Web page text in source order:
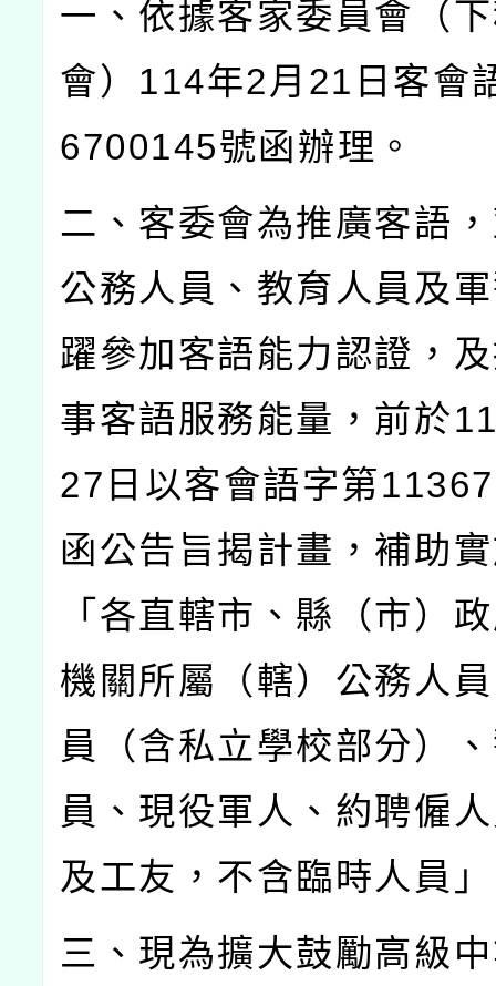
一、依據客家委員會（
會） 114年2月 21 日客會
6700145號函辦理。
二、客委會為推廣客語
公務人員、教育人員及
躍參加客語能力認證，
事客語服務能量，前於
27 日以客會語字第
函公告旨揭計畫，補助
「各直轄市、縣（市）
機關所屬（轄）公務人
員（含私立學校部分）
員、現役軍人、約聘僱
及工友，不含臨時人員
三、現為擴大鼓勵高級